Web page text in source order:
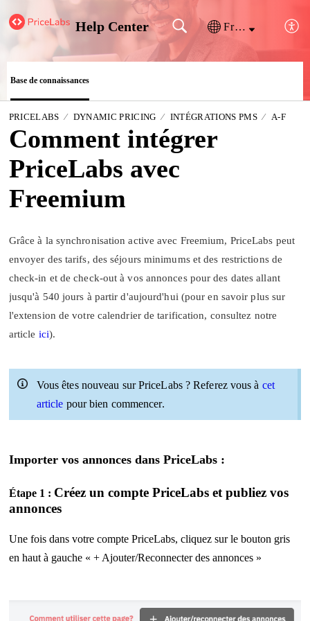
Help Center Français (France)
Base de connaissances
PRICELABS DYNAMIC PRICING INTÉGRATIONS PMS A-F
Comment intégrer
PriceLabs avec
Freemium
Grâce à la synchronisation active avec Freemium, PriceLabs peut
envoyer des tarifs, des séjours minimums et des restrictions de
check-in et de check-out à vos annonces pour des dates allant
jusqu'à 540 jours à partir d'aujourd'hui (pour en savoir plus sur
l'extension de votre calendrier de tarification, consultez notre
article ici).
Vous êtes nouveau sur PriceLabs ? Referez vous à cet
article pour bien commencer.
Importer vos annonces dans PriceLabs :
Étape 1 : Créez un compte PriceLabs et publiez vos
annonces
Une fois dans votre compte PriceLabs, cliquez sur le bouton gris
en haut à gauche « + Ajouter/Reconnecter des annonces »